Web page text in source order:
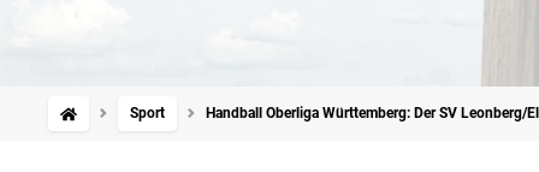
Sport Handball Oberliga Württemberg: Der SV Leonberg/